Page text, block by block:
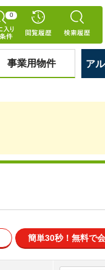
0
事業用物件 ア
簡単30秒！ 無料で